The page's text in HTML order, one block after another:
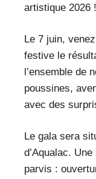
artistique 2026 !
Le 7 juin,
festive le
l’ensemble de
poussines,
avec des
Le gala sera
d’Aqualac.
parvis :